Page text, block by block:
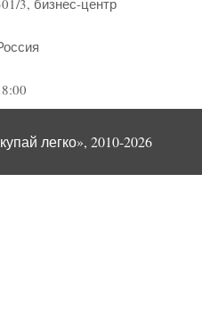
легко», 2010-2026